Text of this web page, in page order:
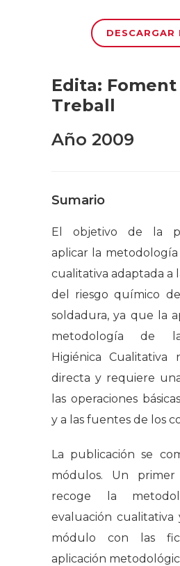
DESCARGAR
Edita:
Treball
Año 2009
Sumario
El objetivo de la
aplicar la
cualitativa adaptada a
del riesgo químico
soldadura, ya que la
metodología de
Higiénica
directa y requiere
las operaciones
y a las fuentes de los
La publicación se
módulos. Un
recoge la
evaluación
módulo con las
aplicación